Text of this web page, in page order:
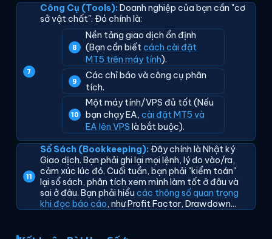
Công Cụ (Tools):Doanh nghiệp của bạn cần "cơ
sở vật chất". Đó chính là:
Nền tảng giao dịch ổn định
(Bạn cần biếtcách cài đặt
MT5 trên máy tính).
Các chỉ báo và công cụ phân
tích.
Một máy tính/VPS đủ tốt (Nếu
bạn chạy EA, cài đặt MT5 và
EA lên VPS là bắt buộc).
Sổ Sách (Bookkeeping):Đây chính là Nhật ký
Giao dịch. Bạn phải ghi lại mọi lệnh, lý do vào/ra,
cảm xúc lúc đó. Cuối tuần, bạn phải "kiểm toán"
lại sổ sách, phân tích xem mình làm tốt ở đâu và
sai ở đâu. Bạn phải hiểu các thông số quan trọng
khi đọc báo cáo, như Profit Factor, Drawdown...